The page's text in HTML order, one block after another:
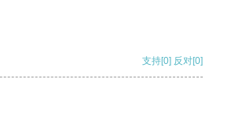
支持[0] 反对[0]